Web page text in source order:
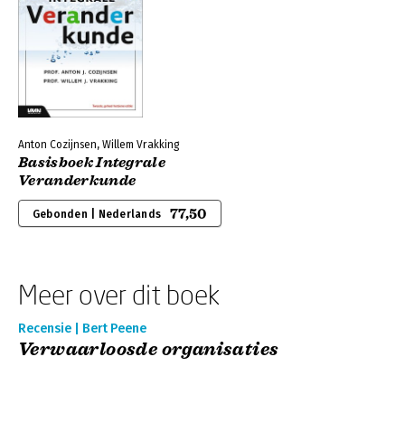
Anton Cozijnsen, Willem Vrakking
Basisboek Integrale
Veranderkunde
Gebonden | Nederlands 77,50
Meer over dit boek
Recensie | Bert Peene
Verwaarloosde organisaties